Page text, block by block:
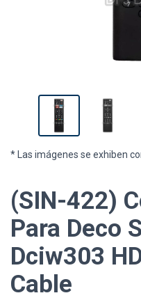
* Las imágenes se exhiben
(SIN-422)
Para Deco
Dciw303
Cable